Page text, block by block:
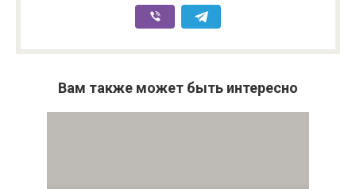
Вам также может быть интересно